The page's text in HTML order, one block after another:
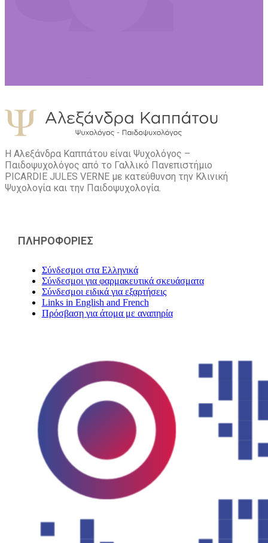
Η Αλεξάνδρα Καππάτου είναι Ψυχολόγος –
Παιδοψυχολόγος από το Γαλλικό Πανεπιστήμιο
PICARDIE JULES VERNE με κατεύθυνση την Kλινική
Ψυχολογία και την Παιδοψυχολογία.
ΠΛΗΡΟΦΟΡΙΕΣ
Σύνδεσμοι στα Ελληνικά
Σύνδεσμοι για φαρμακευτικά σκευάσματα
Σύνδεσμοι ειδικά για εξαρτήσεις
Links in English and French
Πρόσβαση για άτομα με αναπηρία